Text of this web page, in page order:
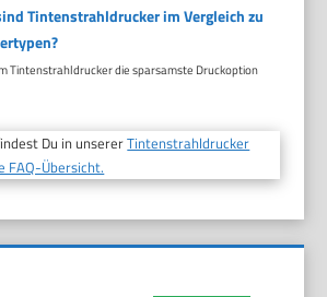
Tintenstrahldrucker im Vergleich zu
Tintenstrahldrucker die sparsamste Druckoption
Du in unsererTintenstrahldrucker
FAQ-Übersicht.